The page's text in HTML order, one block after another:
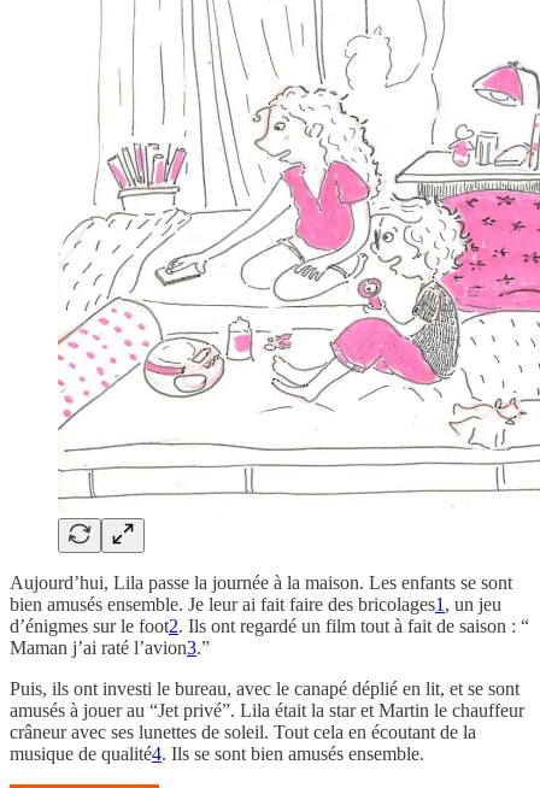
Aujourd’hui, Lila passe la journée à la maison. Les enfants se sont
bien amusés ensemble. Je leur ai fait faire des bricolages1 , un jeu
d’énigmes sur le foot2. Ils ont regardé un film tout à fait de saison : “
Maman j’ai raté l’avion3.”
Puis, ils ont investi le bureau, avec le canapé déplié en lit, et se sont
amusés à jouer au “Jet privé”. Lila était la star et Martin le chauffeur
crâneur avec ses lunettes de soleil. Tout cela en écoutant de la
musique de qualité4. Ils se sont bien amusés ensemble.